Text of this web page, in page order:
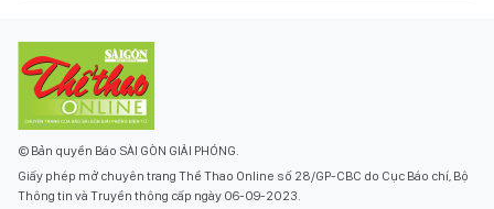
© Bản quyền Báo SÀI GÒN GIẢI PHÓNG.
Giấy phép mở chuyên trang Thể Thao Online số 28/GP-CBC do Cục Báo chí, Bộ
Thông tin và Truyền thông cấp ngày 06-09-2023.